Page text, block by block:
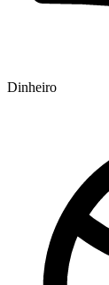
Dinheiro